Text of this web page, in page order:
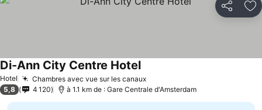
Partager
Hotel Chambres avec vue sur les canaux
Di-Ann City Centre Hotel
5,8 4 120 à 1.1 km de : Gare Centrale d'Amsterdam